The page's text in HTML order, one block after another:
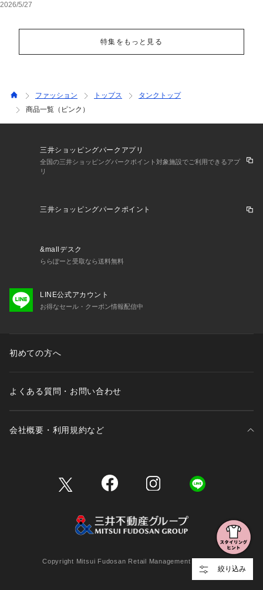
2026/5/27
特集をもっと見る
絞り込み
ファッション トップス
タンクトップ
商品一覧（ピンク）
三井ショッピングパークアプリ
全国の三井ショッピングパークポイント対象施設でご利用できるアプ
リ
三井ショッピングパークポイント
&mallデスク
ららぽーと受取なら送料無料
LINE公式アカウント
お得なセール・クーポン情報配信中
初めての方へ
よくある質問・お問い合わせ
会社概要・利用規約など
Copyright Mitsui Fudosan Retail Management Co., Ltd.